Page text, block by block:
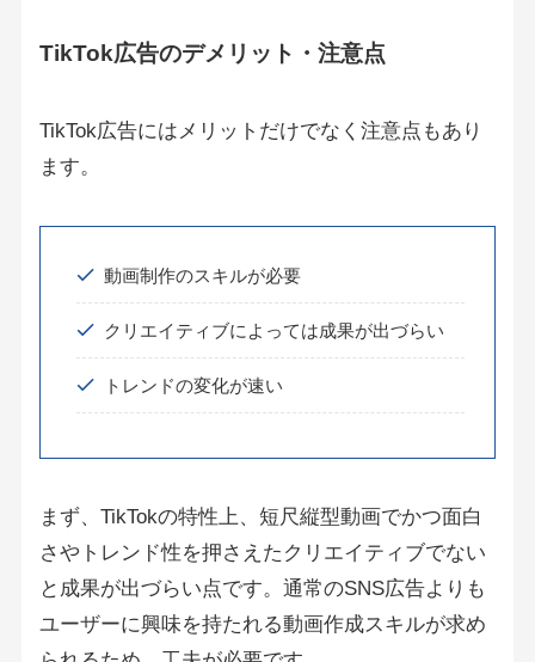
TikTok広告のデメリット・注意点
TikTok広告にはメリットだけでなく注意点もあり
ます。
動画制作のスキルが必要
クリエイティブによっては成果が出づらい
トレンドの変化が速い
まず、TikTokの特性上、短尺縦型動画でかつ面白
さやトレンド性を押さえたクリエイティブでない
と成果が出づらい点です。通常のSNS広告よりも
ユーザーに興味を持たれる動画作成スキルが求め